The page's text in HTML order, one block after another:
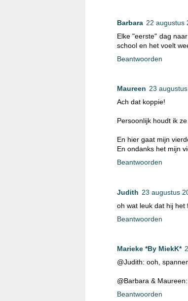
Barbara 22 augustus
Elke "eerste" dag
school en het voelt
Beantwoorden
Maureen 23
Ach dat koppie!
Persoonlijk houdt ik
En hier gaat mijn
En ondanks het mijn
Beantwoorden
Judith 23 augustus
oh wat leuk dat hij het
Beantwoorden
Marieke *By MiekK*
@Judith: ooh,
@Barbara &
Beantwoorden